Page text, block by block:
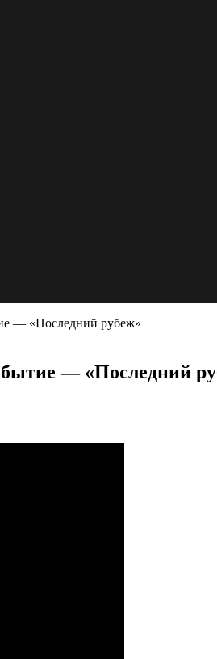
— «Последний рубеж»
— «Последний